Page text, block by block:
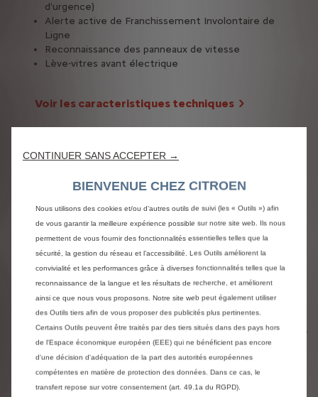
d'urgence)
Alerte active de Franchissement Involontaire de
Ligne
Reconnaissance des panneaux de vitesse
Lève-vitres avant électrique
Voir les caracteristiques techniques
Dimensions
ë-C3 VAN est disponible avec 1
autonomie
Jusqu’ à 323 km
Convient aussi bien pour les trajets quotidiens que pour
les voyages plus longs
CONTINUER SANS ACCEPTER →
BIENVENUE CHEZ CITROEN
Nous utilisons des cookies et/ou d’autres outils de suivi (les « Outils ») afin
de vous garantir la meilleure expérience possible sur notre site web. Ils nous
permettent de vous fournir des fonctionnalités essentielles telles que la
sécurité, la gestion du réseau et l’accessibilité. Les Outils améliorent la
convivialité et les performances grâce à diverses fonctionnalités telles que la
reconnaissance de la langue et les résultats de recherche, et améliorent
ainsi ce que nous vous proposons. Notre site web peut également utiliser
des Outils tiers afin de vous proposer des publicités plus pertinentes.
Certains Outils peuvent être traités par des tiers situés dans des pays hors
de l'Espace économique européen (EEE) qui ne bénéficient pas encore
d'une décision d'adéquation de la part des autorités européennes
compétentes en matière de protection des données. Dans ce cas, le
transfert repose sur votre consentement (art. 49.1a du RGPD).